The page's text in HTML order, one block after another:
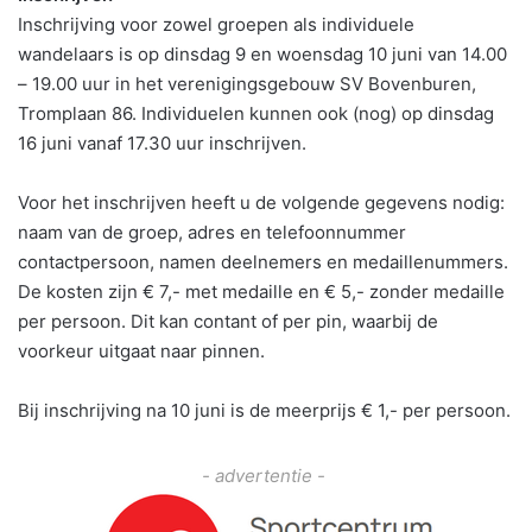
Inschrijving voor zowel groepen als individuele
wandelaars is op dinsdag 9 en woensdag 10 juni van 14.00
– 19.00 uur in het verenigingsgebouw SV Bovenburen,
Tromplaan 86. Individuelen kunnen ook (nog) op dinsdag
16 juni vanaf 17.30 uur inschrijven.
Voor het inschrijven heeft u de volgende gegevens nodig:
naam van de groep, adres en telefoonnummer
contactpersoon, namen deelnemers en medaillenummers.
De kosten zijn € 7,- met medaille en € 5,- zonder medaille
per persoon. Dit kan contant of per pin, waarbij de
voorkeur uitgaat naar pinnen.
Bij inschrijving na 10 juni is de meerprijs € 1,- per persoon.
- advertentie -